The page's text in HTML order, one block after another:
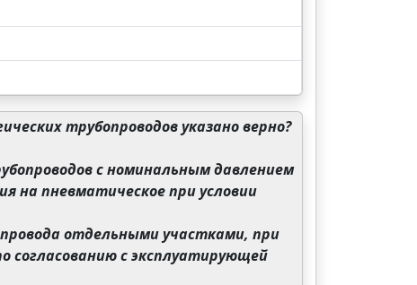
трубопроводов указано верно?
с номинальным давлением
на пневматическое при условии
отдельными участками, при
согласованию с эксплуатирующей